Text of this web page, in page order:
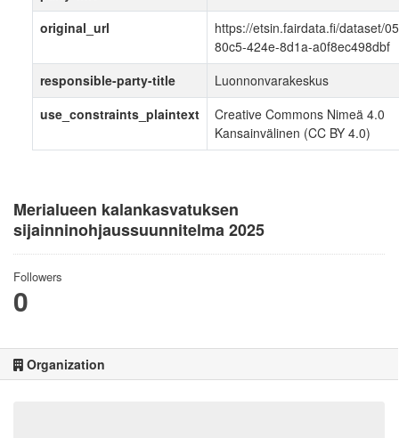
Merialueen kalankasvatuksen
sijainninohjaussuunnitelma 2025
Followers
0
Organization
original_url
https://etsin.fairdata.fi/dataset/
80c5-424e-8d1a-a0f8ec498dbf
responsible-party-title
Luonnonvarakeskus
use_constraints_plaintext
Creative Commons Nimeä 4.0
Kansainvälinen (CC BY 4.0)